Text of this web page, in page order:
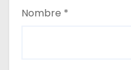
Nombre *